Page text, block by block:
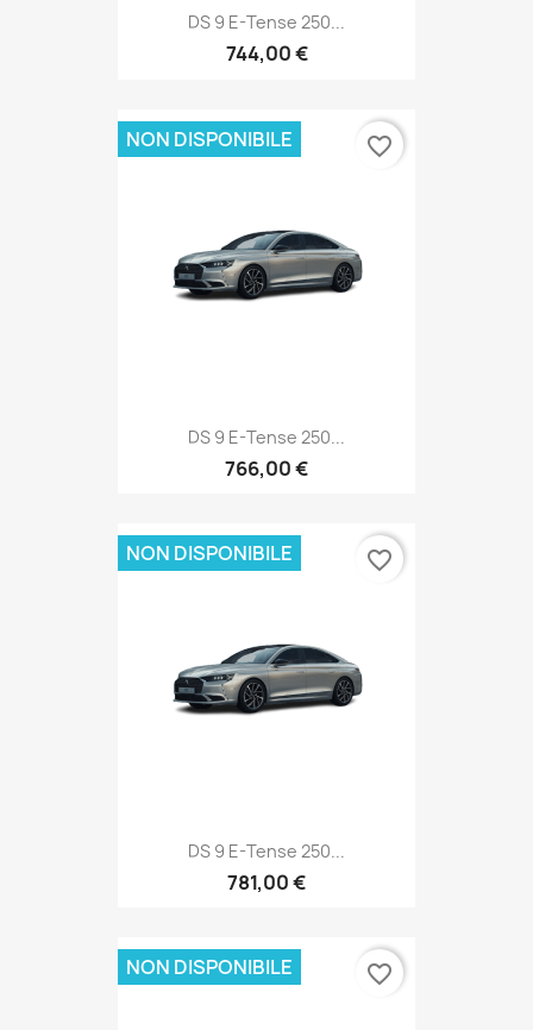
DS 9 E-Tense 250...
744,00 €
DS 9 E-Tense 250...
766,00 €
NON DISPONIBILE favorite_border
DS 9 E-Tense 250...
781,00 €
NON DISPONIBILE favorite_border
NON DISPONIBILE favorite_border